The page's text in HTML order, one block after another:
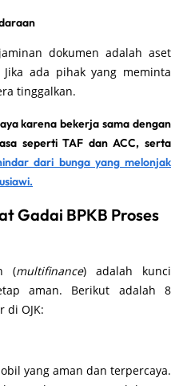
dokumen adalah aset
ada pihak yang meminta
tinggalkan.
karena bekerja sama dengan
seperti TAF dan ACC, serta
dari bunga yang melonjak
Gadai BPKB Proses
(multifinance) adalah kunci
aman. Berikut adalah 8
di OJK:
yang aman dan terpercaya.